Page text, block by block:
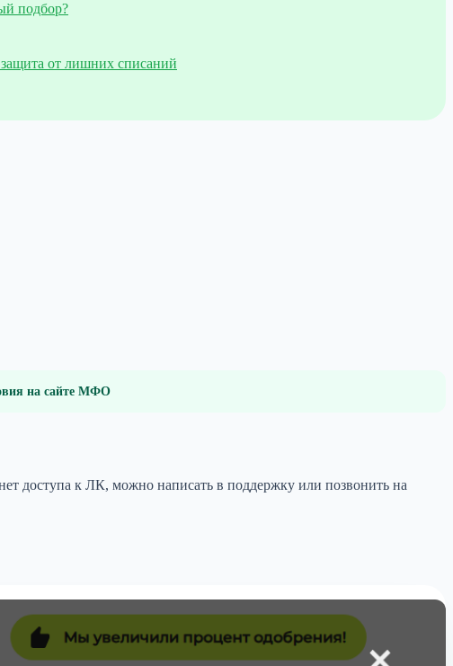
подбор?
от лишних списаний
на сайте МФО
доступа к ЛК, можно написать в поддержку или позвонить на